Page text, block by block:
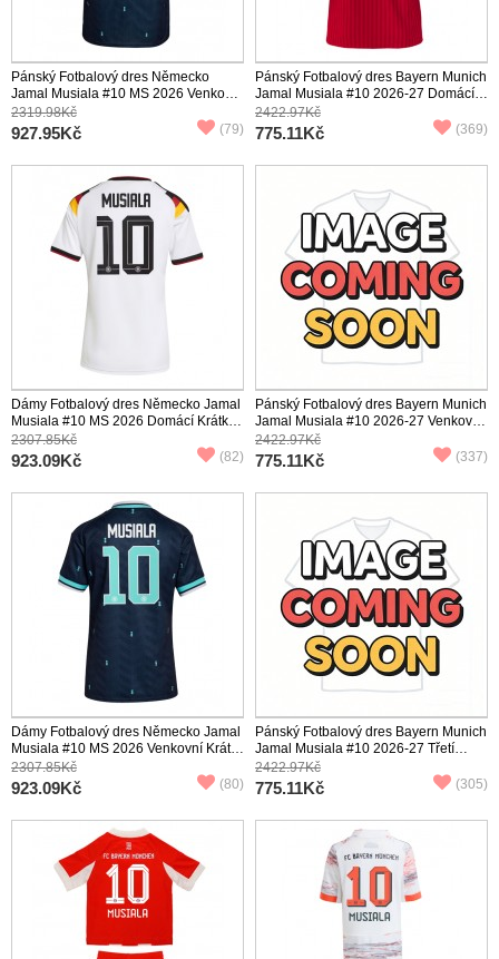
Pánský Fotbalový dres Německo
Jamal Musiala #10 MS 2026 Venkovní
Krátký Rukáv
2319.98Kč
927.95Kč (79)
Pánský Fotbalový dres Bayern Munich
Jamal Musiala #10 2026-27 Domácí
Krátký Rukáv
2422.97Kč
775.11Kč (369)
Dámy Fotbalový dres Německo Jamal
Musiala #10 MS 2026 Domácí Krátký
Rukáv
2307.85Kč
923.09Kč (82)
Pánský Fotbalový dres Bayern Munich
Jamal Musiala #10 2026-27 Venkovní
Krátký Rukáv
2422.97Kč
775.11Kč (337)
Dámy Fotbalový dres Německo Jamal
Musiala #10 MS 2026 Venkovní Krátký
Rukáv
2307.85Kč
923.09Kč (80)
Pánský Fotbalový dres Bayern Munich
Jamal Musiala #10 2026-27 Třetí
Krátký Rukáv
2422.97Kč
775.11Kč (305)